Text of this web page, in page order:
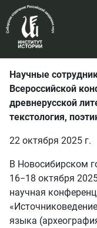
Научные
Всероссийской
древнерусской
текстология,
22 октября 2025 г.
В Новосибирском
16−18 октября
научная
языка